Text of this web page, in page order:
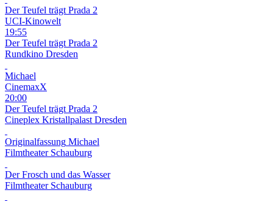
Der Teufel trägt Prada 2
UCI-Kinowelt
19:55
Der Teufel trägt Prada 2
Rundkino Dresden
Michael
CinemaxX
20:00
Der Teufel trägt Prada 2
Cineplex Kristallpalast Dresden
Originalfassung Michael
Filmtheater Schauburg
Der Frosch und das Wasser
Filmtheater Schauburg